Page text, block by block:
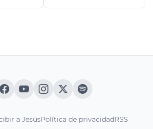
a JesúsPolítica de privacidadRSS